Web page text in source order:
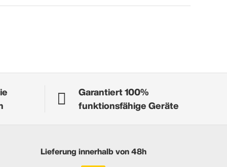
Garantiert 100%
funktionsfähige Geräte
Lieferung innerhalb von 48h